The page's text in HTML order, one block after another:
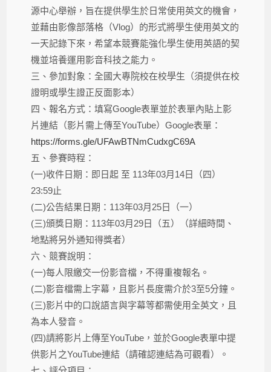
源中心舉辦，旨在提供學生於日常使用英文的機會，
並藉由影像部落格（Vlog）的形式將學生使用英文的
一天記錄下來，希望本競賽能強化學生使用英語的契
機並培養運用影音科技之能力。
三、參加對象：全國大專院校在校學生（須提供在校
證明或學生證正反面影本）
四、報名方式：填寫Google表單並於表單內貼上影
片連結（影片需上傳至YouTube）Google表單：
https://forms.gle/UFAwBTNmCudxgC69A
五、參賽時程：
(一)收件日期：即日起 至 113年03月14日（四）
23:59止
(二)公告結果日期：113年03月25日（一）
(三)頒獎日期：113年03月29日（五）（詳細時間、
地點將另外通知得獎者）
六、競賽說明：
(一)每人限繳交一份影音檔，不得重複報名。
(二)影音檔需上字幕，且影片長度需介於3至5分鐘。
(三)影片中的口說語言與字幕等都需使用全英文，且
為本人發音。
(四)請將影片上傳至YouTube，並於Google表單中提
供影片之YouTube連結（請確認連結為可觀看）。